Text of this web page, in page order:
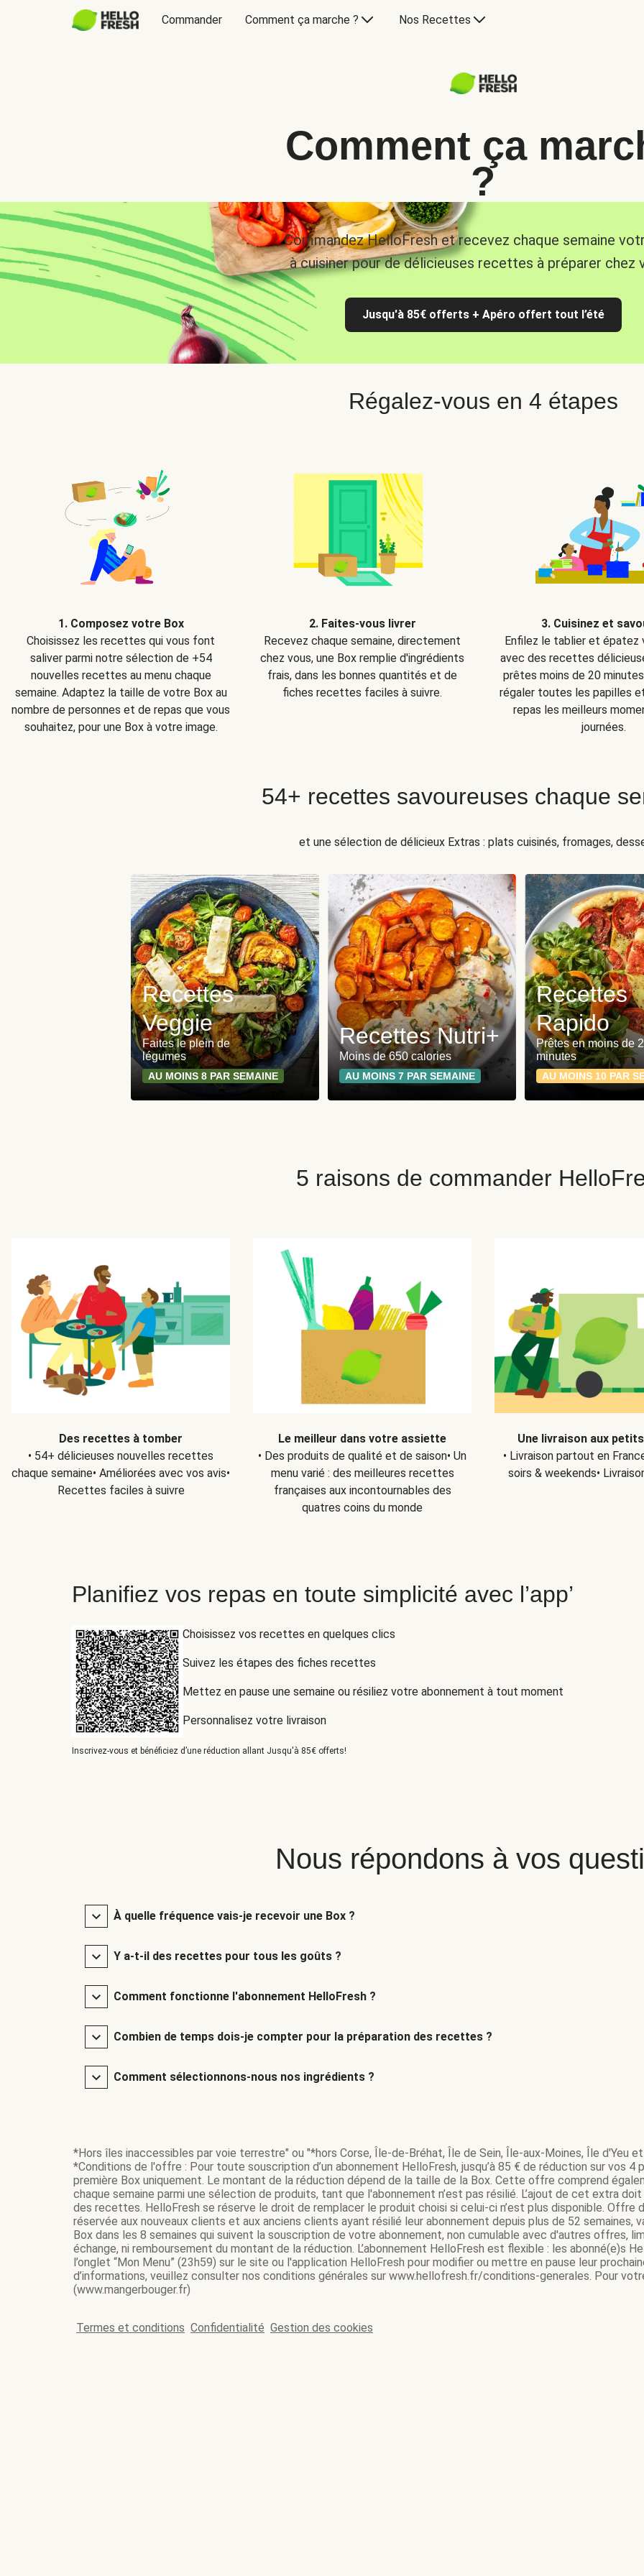
Commander Comment ça marche ? Nos Recettes
Comment ça
?
Commandez HelloFresh et recevez chaque semaine
à cuisiner pour de délicieuses recettes à préparer chez
Jusqu'à 85€ offerts + Apéro offert tout l’été
Régalez-vous en 4 étapes
1. Composez votre Box
Choisissez les recettes qui vous font
saliver parmi notre sélection de +54
nouvelles recettes au menu chaque
semaine. Adaptez la taille de votre Box au
nombre de personnes et de repas que vous
souhaitez, pour une Box à votre image.
2. Faites-vous livrer
Recevez chaque semaine, directement
chez vous, une Box remplie d'ingrédients
frais, dans les bonnes quantités et de
fiches recettes faciles à suivre.
3. Cuisinez et
Enfilez le tablier et épatez
avec des recettes
prêtes moins de 20
régaler toutes les papilles
repas les meilleurs
journées.
54+ recettes savoureuses chaque
et une sélection de délicieux Extras : plats cuisinés, fromages,
Recettes
Veggie
Faites le plein de
légumes
AU MOINS 8 PAR SEMAINE
Recettes Nutri+
Moins de 650 calories
AU MOINS 7 PAR SEMAINE
Recettes
Rapido
Prêtes en moins de
minutes
AU MOINS 10 PAR
5 raisons de commander
Des recettes à tomber
• 54+ délicieuses nouvelles recettes
chaque semaine• Améliorées avec vos avis•
Recettes faciles à suivre
Le meilleur dans votre assiette
• Des produits de qualité et de saison• Un
menu varié : des meilleures recettes
françaises aux incontournables des
quatres coins du monde
Une livraison aux
• Livraison partout en
soirs & weekends•
Planifiez vos repas en toute simplicité avec l’app’
Choisissez vos recettes en quelques clics
Suivez les étapes des fiches recettes
Mettez en pause une semaine ou résiliez votre abonnement à tout moment
Personnalisez votre livraison
Inscrivez-vous et bénéficiez d’une réduction allant Jusqu'à 85€ offerts!
Nous répondons à vos
À quelle fréquence vais-je recevoir une Box ?
Y a-t-il des recettes pour tous les goûts ?
Comment fonctionne l'abonnement HelloFresh ?
Combien de temps dois-je compter pour la préparation des recettes ?
Comment sélectionnons-nous nos ingrédients ?
*Hors îles inaccessibles par voie terrestre" ou "*hors Corse, Île-de-Bréhat, Île de Sein, Île-aux-Moines, Île d'Yeu
*Conditions de l'offre : Pour toute souscription d’un abonnement HelloFresh, jusqu’à 85 € de réduction sur vos
première Box uniquement. Le montant de la réduction dépend de la taille de la Box. Cette offre comprend
chaque semaine parmi une sélection de produits, tant que l'abonnement n’est pas résilié. L’ajout de cet extra
des recettes. HelloFresh se réserve le droit de remplacer le produit choisi si celui-ci n’est plus disponible.
réservée aux nouveaux clients et aux anciens clients ayant résilié leur abonnement depuis plus de 52 semaines,
Box dans les 8 semaines qui suivent la souscription de votre abonnement, non cumulable avec d'autres offres,
échange, ni remboursement du montant de la réduction. L’abonnement HelloFresh est flexible : les abonné(e)s
l’onglet “Mon Menu” (23h59) sur le site ou l'application HelloFresh pour modifier ou mettre en pause leur
d’informations, veuillez consulter nos conditions générales sur www.hellofresh.fr/conditions-generales. Pour
(www.mangerbouger.fr)
Termes et conditions Confidentialité Gestion des cookies